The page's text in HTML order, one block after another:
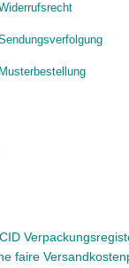
Musterbestellung
faire